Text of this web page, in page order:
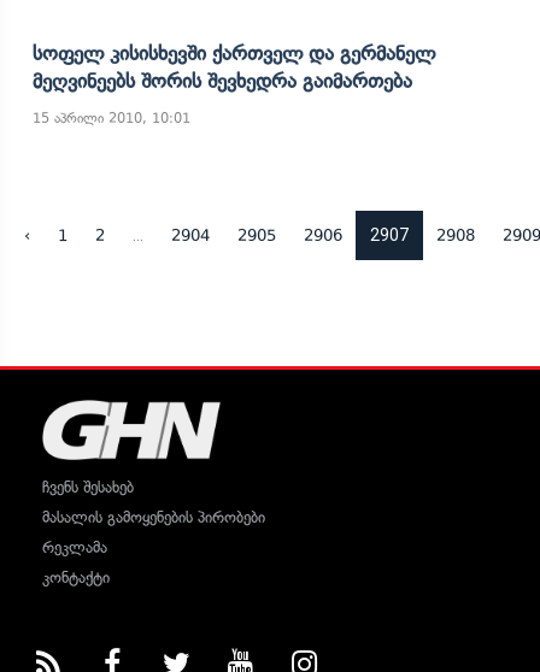
Სოფელ Კისისხევში Ქართველ Და Გერმანელ
Მეღვინეებს Შორის Შევხედრა Გაიმართება
15 აპრილი 2010, 10:01
‹ 1 2 2904 2905 2906 2907 2908 2909
ჩვენს შესახებ
მასალის გამოყენების პირობები
რეკლამა
კონტაქტი